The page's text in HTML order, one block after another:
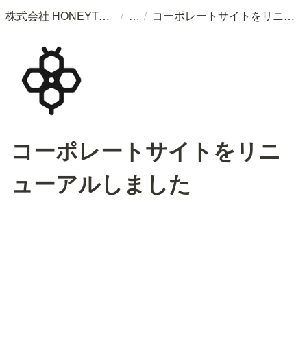
株式会社 HONEYTHING / / コーポレートサイトをリニューアルしました
コーポレートサイトをリニ
ューアルしました